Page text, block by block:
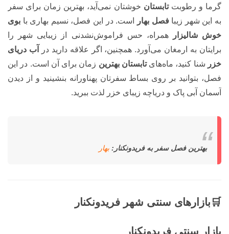
گرما و رطوبتتابستان خوشتان نمی‌آید، بهترین زمان برای سفر
به این شهر زیبا فصل بهار است. در این فصل، نسیم بهاری با بوی
خوش شالیزار
همراه، حس فراموش‌نشدنی از زیبایی شهر را
برایتان به ارمغان می‌آورد. همچنین، اگر علاقه دارید در
آب دریای
خزر شنا کنید، ماه‌هایتابستان بهترین زمان برای آن است. در این
فصل، بتوانید بر روی بساط سفرتان پهناورانه بنشینید و از دیدن
آسمان آبی پاک و دریاچه زیبای خزر لذت ببرید.
بهترین فصل سفر به فریدونکنار: بهار
🛒بازارهای سنتی شهر فریدونکنار
بازار سنتی فریدونکنار